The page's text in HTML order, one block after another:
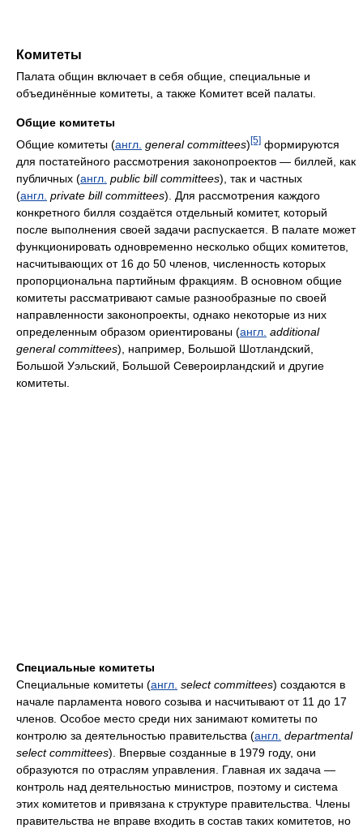
Комитеты
Палата общин включает в себя общие, специальные и
объединённые комитеты, а также Комитет всей палаты.
Общие комитеты
Общие комитеты (англ. general committees)[5] формируются
для постатейного рассмотрения законопроектов — биллей, как
публичных (англ. public bill committees), так и частных
(англ. private bill committees). Для рассмотрения каждого
конкретного билля создаётся отдельный комитет, который
после выполнения своей задачи распускается. В палате может
функционировать одновременно несколько общих комитетов,
насчитывающих от 16 до 50 членов, численность которых
пропорциональна партийным фракциям. В основном общие
комитеты рассматривают самые разнообразные по своей
направленности законопроекты, однако некоторые из них
определенным образом ориентированы (англ. additional
general committees), например, Большой Шотландский,
Большой Уэльский, Большой Североирландский и другие
комитеты.
Специальные комитеты
Специальные комитеты (англ. select committees) создаются в
начале парламента нового созыва и насчитывают от 11 до 17
членов. Особое место среди них занимают комитеты по
контролю за деятельностью правительства (англ. departmental
select committees). Впервые созданные в 1979 году, они
образуются по отраслям управления. Главная их задача —
контроль над деятельностью министров, поэтому и система
этих комитетов и привязана к структуре правительства. Члены
правительства не вправе входить в состав таких комитетов, но